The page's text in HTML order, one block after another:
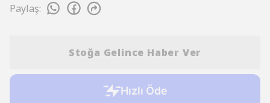
Paylaş:
Stoğa Gelince Haber Ver